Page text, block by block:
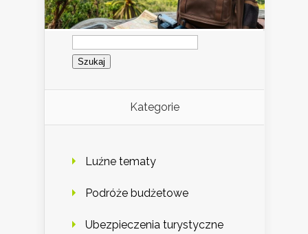
Szukaj:
Kategorie
Luźne tematy
Podróże budżetowe
Ubezpieczenia turystyczne